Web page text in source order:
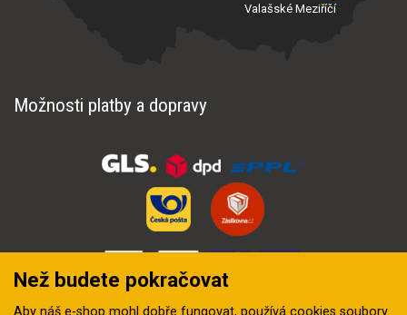
Valašské Meziříčí
Možnosti platby a dopravy
Než budete pokračovat
Aby náš e-shop mohl dobře fungovat, používá cookies soubory.